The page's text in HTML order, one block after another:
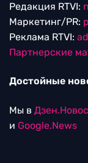
Редакция RTVI:
Маркетинг/PR:
Реклама RTVI:
Партнерские
Достойные
Мы в
и Google.News